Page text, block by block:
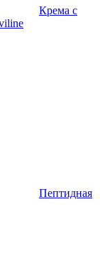
Крема с
Пептидная